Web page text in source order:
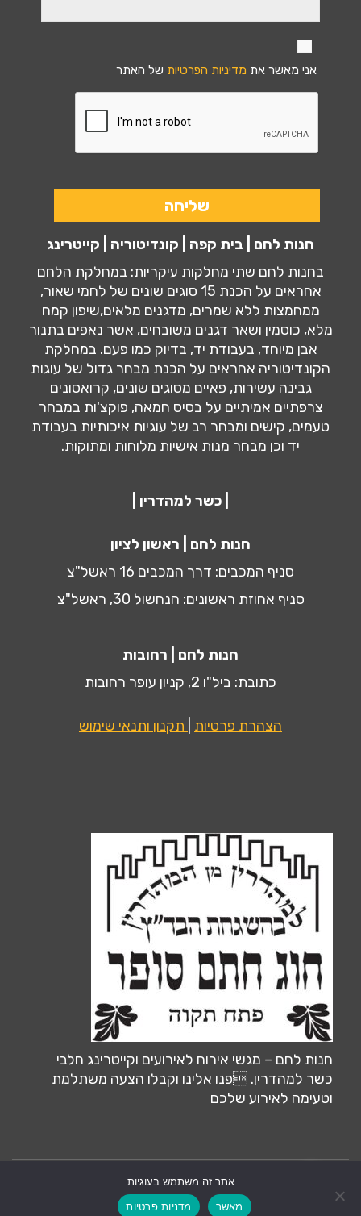
אני מאשר את מדיניות הפרטיות של האתר
חנות לחם | בית קפה | קונדיטוריה | קייטרינג
בחנות לחם שתי מחלקות עיקריות: במחלקת הלחם
אחראים על הכנת 15 סוגים שונים של לחמי שאור,
ממחמצות ללא שמרים, מדגנים מלאים,שיפון קמח
מלא, כוסמין ושאר דגנים משובחים, אשר נאפים בתנור
אבן מיוחד, בעבודת יד, בדיוק כמו פעם. במחלקת
הקונדיטוריה אחראים על הכנת מבחר גדול של עוגות
גבינה עשירות, פאיים מסוגים שונים, קרואסונים
צרפתיים אמיתיים על בסיס חמאה, פוקצ'ות במבחר
טעמים, קישים ומבחר רב של עוגיות איכותיות בעבודת
יד וכן מבחר מנות אישיות מלוחות ומתוקות.
| כשר למהדרין |
חנות לחם | ראשון לציון
סניף המכבים: דרך המכבים 16 ראשל"צ
סניף אחוזת ראשונים: הנחשול 30, ראשל"צ
חנות לחם | רחובות
כתובת: ביל"ו 2, קניון עופר רחובות
הצהרת פרטיות תקנון ותנאי שימוש
חנות לחם – מגשי אירוח לאירועים וקייטרינג חלבי
כשר למהדרין. פנו אלינו וקבלו הצעה משתלמת
וטעימה לאירוע שלכם
אחסון ותחזוקה ע״י:MiliLand.com
אתר זה משתמש בעוגיות
מאשר
מדניות פרטיות
צרו קשר